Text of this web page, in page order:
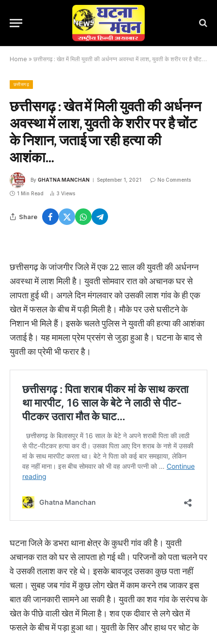
Home » छत्तीसगढ़ : खेत में मिली युवती की अर्धनग्न अवस्था में लाश, युवती के शरीर पर है चोंट के निशान, जताई जा रही हत्या की आशंका…
छत्तीसगढ़
छत्तीसगढ़ : खेत में मिली युवती की अर्धनग्न
अवस्था में लाश, युवती के शरीर पर है चोंट
के निशान, जताई जा रही हत्या की
आशंका…
By GHATNA MANCHAN September 1, 2021 No Comments
1 Min Read 3 Views
Share
छत्तीसगढ़ के जांजगीर जिले में एक 22 साल की युवती की अर्धनग्न
अवस्था में लाश मिली है। युवती सोमवार रात को अचानक घर से
लापता हुई थी। अगले दिन मंगलवार को उसकी लाश गांव के ही एक
खेत में फसल के बीच में पड़ी मिली है। मौके पर उसे घसीटने के
निशान भी मिले हैं। इसके चलते पुलिस ने युवती की हत्या की आशंका
जताई है। यह मामला प्रेम प्रसंग से जुड़ा हुआ है। घटना के बाद से
युवती का प्रेमी भी फरार है।
घटना जिले के डभरा थाना क्षेत्र के कुधरी गांव की है। युवती
अचानक रात को घर से लापता हो गई थी। परिजनों को पता चलने पर
वे उसकी तलाश कर रहे थे। इसके बावजूद उसका कुछ पता नहीं
चला। सुबह जब गांव में कुछ लोग खेत में काम करने तब जाकर इस
बात की जानकारी सामने आ सकी है। युवती का शव गांव के सरंपच के
खेत के पीछे वाली खेत में मिला है। शव एक दीवार से लगे खेत में
फसले के बीच में पड़ा हुआ था। युवती के सिर और हाथ पर चोट के